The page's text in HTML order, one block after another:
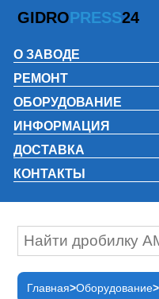
GIDROPRESS24
О ЗАВОДЕ
РЕМОНТ
ОБОРУДОВАНИЕ
ИНФОРМАЦИЯ
ДОСТАВКА
КОНТАКТЫ
Главная Оборудование